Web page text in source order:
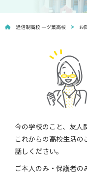
通信制高校 一ツ葉高校 お
今の学校のこと、友人
これからの高校生活
話しください。
ご本人のみ・保護者の